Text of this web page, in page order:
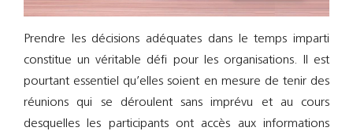
À propos
Support
Prendre les décisions adéquates dans le temps imparti
constitue un véritable défi pour les organisations. Il est
pourtant essentiel qu’elles soient en mesure de tenir des
réunions qui se déroulent sans imprévu et au cours
desquelles les participants ont accès aux informations